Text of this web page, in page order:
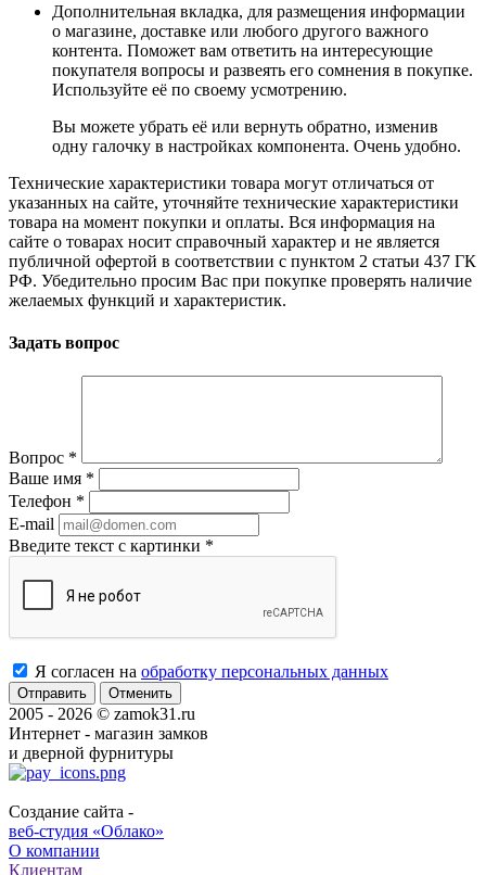
Дополнительная вкладка, для размещения информации
о магазине, доставке или любого другого важного
контента. Поможет вам ответить на интересующие
покупателя вопросы и развеять его сомнения в покупке.
Используйте её по своему усмотрению.
Вы можете убрать её или вернуть обратно, изменив
одну галочку в настройках компонента. Очень удобно.
Технические характеристики товара могут отличаться от
указанных на сайте, уточняйте технические характеристики
товара на момент покупки и оплаты. Вся информация на
сайте о товарах носит справочный характер и не является
публичной офертой в соответствии с пунктом 2 статьи 437 ГК
РФ. Убедительно просим Вас при покупке проверять наличие
желаемых функций и характеристик.
Задать вопрос
Вопрос *
Ваше имя *
Телефон *
E-mail
Введите текст с картинки *
Я согласен на обработку персональных данных
Отменить
2005 - 2026 © zamok31.ru
Интернет - магазин замков
и дверной фурнитуры
Создание сайта -
веб-студия «Облако»
О компании
Клиентам